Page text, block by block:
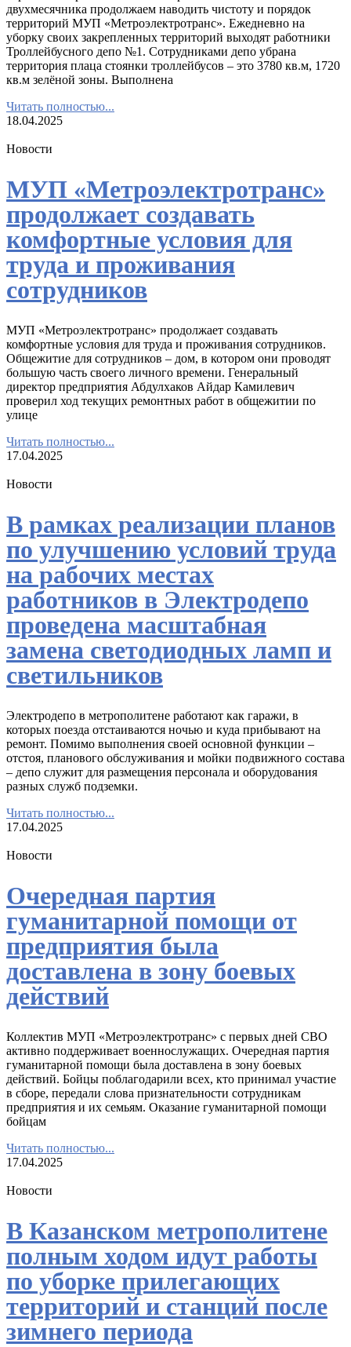
двухмесячника продолжаем наводить чистоту и порядок
территорий МУП «Метроэлектротранс». Ежедневно на
уборку своих закрепленных территорий выходят работники
Троллейбусного депо №1. Сотрудниками депо убрана
территория плаца стоянки троллейбусов – это 3780 кв.м, 1720
кв.м зелёной зоны. Выполнена
Читать полностью...
18.04.2025
Новости
МУП «Метроэлектротранс»
продолжает создавать
комфортные условия для
труда и проживания
сотрудников
МУП «Метроэлектротранс» продолжает создавать
комфортные условия для труда и проживания сотрудников.
Общежитие для сотрудников – дом, в котором они проводят
большую часть своего личного времени. Генеральный
директор предприятия Абдулхаков Айдар Камилевич
проверил ход текущих ремонтных работ в общежитии по
улице
Читать полностью...
17.04.2025
Новости
В рамках реализации планов
по улучшению условий труда
на рабочих местах
работников в Электродепо
проведена масштабная
замена светодиодных ламп и
светильников
Электродепо в метрополитене работают как гаражи, в
которых поезда отстаиваются ночью и куда прибывают на
ремонт. Помимо выполнения своей основной функции –
отстоя, планового обслуживания и мойки подвижного состава
– депо служит для размещения персонала и оборудования
разных служб подземки.
Читать полностью...
17.04.2025
Новости
Очередная партия
гуманитарной помощи от
предприятия была
доставлена в зону боевых
действий
Коллектив МУП «Метроэлектротранс» с первых дней СВО
активно поддерживает военнослужащих. Очередная партия
гуманитарной помощи была доставлена в зону боевых
действий. Бойцы поблагодарили всех, кто принимал участие
в сборе, передали слова признательности сотрудникам
предприятия и их семьям. Оказание гуманитарной помощи
бойцам
Читать полностью...
17.04.2025
Новости
В Казанском метрополитене
полным ходом идут работы
по уборке прилегающих
территорий и станций после
зимнего периода